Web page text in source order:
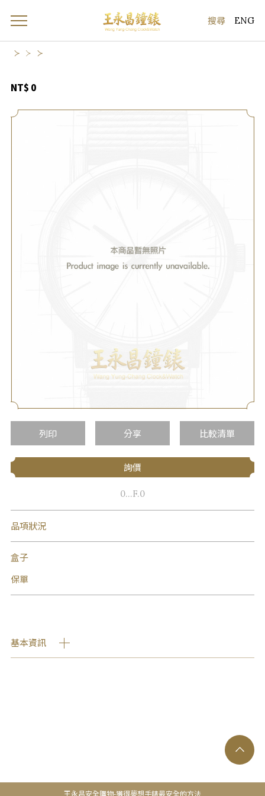
ENG
NT$ 0
列印 分享 比較清單
詢價
0...F.0
品項狀況
盒子
保單
基本資訊
王永昌安全購物-獲得夢想手錶最安全的方法